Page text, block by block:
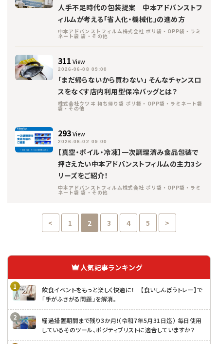
人手不足時代の包装提案 中本アドバンストフ
ィルムが考える「省人化・機械化」の進め方
中本アドバンストフィルム株式会社 ポリ袋・OPP袋・ラミ
ネート袋 袋・その他
「まだ帰らないから買わない」 そんなチャンスロ
スをなくす店内利用型保冷バッグとは？
株式会社ウツヰ 持ち帰り袋 ポリ袋・OPP袋・ラミネート袋
袋・その他
2026-06-08 09:00
311 View
【真空・ボイル・冷凍】一次調理済み食品包装で
押さえたい中本アドバンストフィルムの主力3シ
リーズをご紹介！
中本アドバンストフィルム株式会社 ポリ袋・OPP袋・ラミ
ネート袋 袋・その他
2026-06-02 09:00
293View
< 1 2 3 4 5 >
人気記事ランキング
飲食イベントをもっと楽しく快適に！ 【食いしんぼうトレー】で
「手がふさがる問題」を解消。
経過措置期間まで残り3か月!（令和7年5月31日迄） 毎日使用
しているそのツール、ポジティブリストに適合していますか？